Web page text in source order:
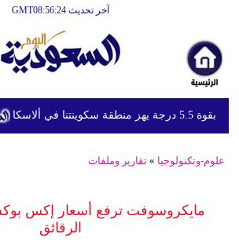
آخر تحديث GMT08:56:24
سكوينتنا في ألاسكا
علوم-وتكنولوجيا »تقارير وملفات
مايكروسوفت ترفع أسعار إكس
الرقائق